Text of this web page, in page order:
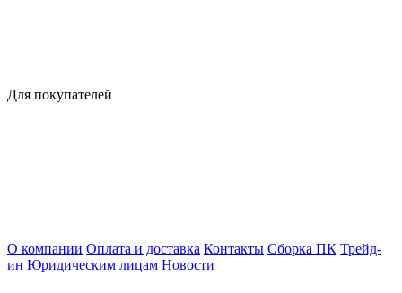
Для покупателей
О компании Оплата и доставка Контакты Сборка ПК Трейд-
ин Юридическим лицам Новости